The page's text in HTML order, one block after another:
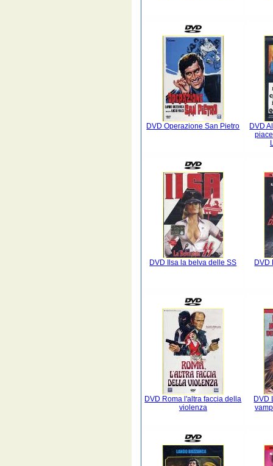
DVD Operazione San Pietro
DVD
DVD Ilsa la belva delle SS DVD
DVD Roma l'altra faccia della
violenza
DVD